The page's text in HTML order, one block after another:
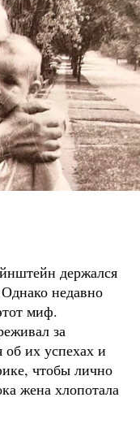
держался
недавно
миф.
за
об их успехах и
чтобы лично
жена хлопотала